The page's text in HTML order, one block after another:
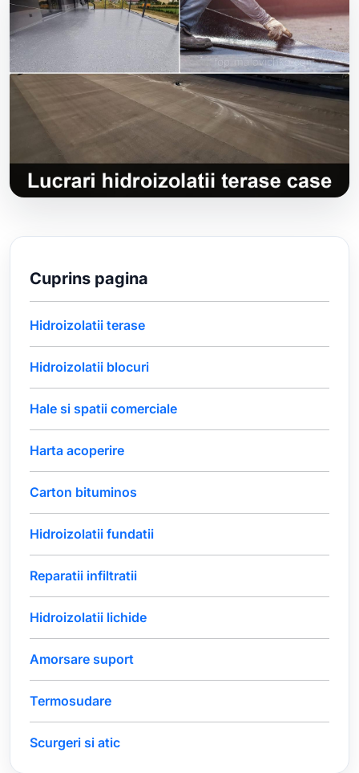
Cuprins pagina
Hidroizolatii terase
Hidroizolatii blocuri
Hale si spatii comerciale
Harta acoperire
Carton bituminos
Hidroizolatii fundatii
Reparatii infiltratii
Hidroizolatii lichide
Amorsare suport
Termosudare
Scurgeri si atic